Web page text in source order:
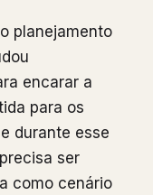
planejamento
encarar a
para os
durante esse
ser
como cenário